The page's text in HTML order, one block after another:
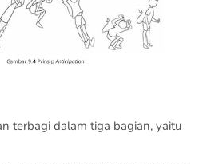
terbagi dalam tiga bagian, yaitu